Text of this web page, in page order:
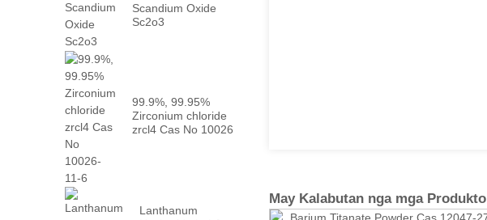
Scandium Oxide
Sc2o3
99.9%, 99.95%
Zirconium chloride
zrcl4 Cas No 10026
Lanthanum
May Kalabutan nga mga Produkto